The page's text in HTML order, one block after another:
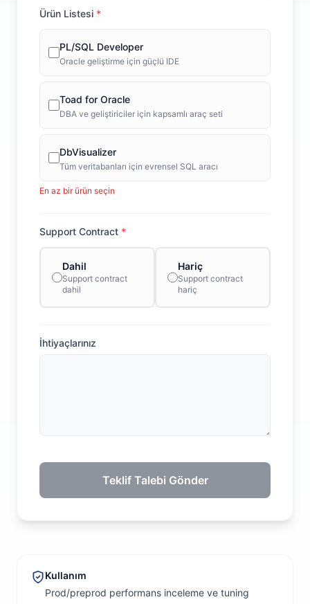
Ürün Listesi *
PL/SQL Developer
Oracle geliştirme için güçlü IDE
Toad for Oracle
DBA ve geliştiriciler için kapsamlı araç seti
DbVisualizer
Tüm veritabanları için evrensel SQL aracı
En az bir ürün seçin
Support Contract *
Dahil
Support contract
dahil
Hariç
Support contract
hariç
İhtiyaçlarınız
Teklif Talebi Gönder
Kullanım
Prod/preprod performans inceleme ve tuning